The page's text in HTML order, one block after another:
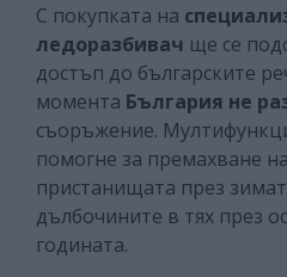
С покупката на
ледоразбивач ще се
достъп до българските
момента България не
съоръжение.
помогне за премахване
пристанищата през
дълбочините в тях през
годината.